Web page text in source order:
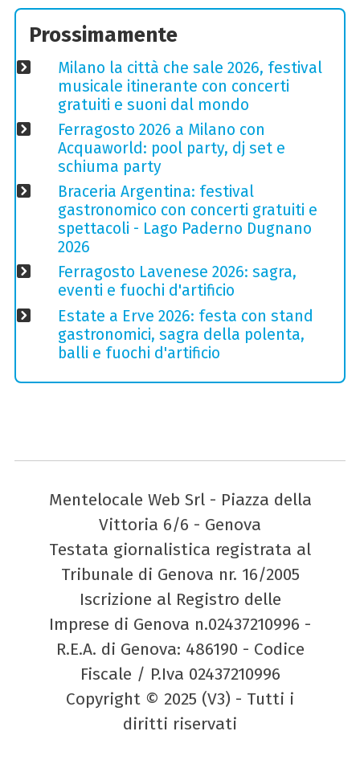
Prossimamente
Milano la città che sale 2026, festival
musicale itinerante con concerti
gratuiti e suoni dal mondo
Ferragosto 2026 a Milano con
Acquaworld: pool party, dj set e
schiuma party
Braceria Argentina: festival
gastronomico con concerti gratuiti e
spettacoli - Lago Paderno Dugnano
2026
Ferragosto Lavenese 2026: sagra,
eventi e fuochi d'artificio
Estate a Erve 2026: festa con stand
gastronomici, sagra della polenta,
balli e fuochi d'artificio
Mentelocale Web Srl - Piazza della
Vittoria 6/6 - Genova
Testata giornalistica registrata al
Tribunale di Genova nr. 16/2005
Iscrizione al Registro delle
Imprese di Genova n.02437210996 -
R.E.A. di Genova: 486190 - Codice
Fiscale / P.Iva 02437210996
Copyright © 2025 (V3) - Tutti i
diritti riservati